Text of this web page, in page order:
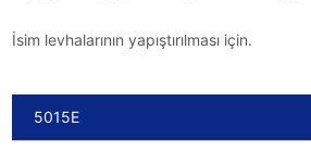
İsim levhalarının yapıştırılması için.
5015E